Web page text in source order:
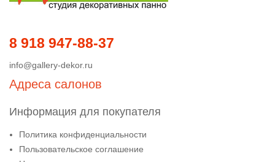
8 918 947-88-37
info@gallery-dekor.ru
Адреса салонов
Информация для покупателя
Политика конфиденциальности
Пользовательское соглашение